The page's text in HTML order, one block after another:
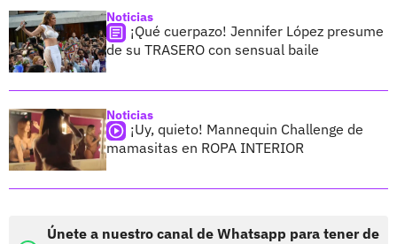
Noticias
¡Qué cuerpazo! Jennifer López presume
de su TRASERO con sensual baile
Noticias
¡Uy, quieto! Mannequin Challenge de
mamasitas en ROPA INTERIOR
Únete a nuestro canal de Whatsapp para tener de